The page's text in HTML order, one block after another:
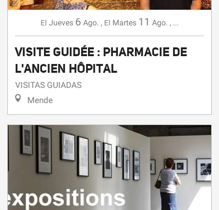
El Jueves 6 Ago. , El Martes 11 Ago. , ...
VISITE GUIDÉE : PHARMACIE DE
L'ANCIEN HÔPITAL
VISITAS GUIADAS
Mende